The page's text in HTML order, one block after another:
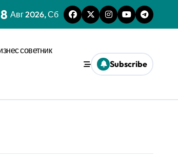
8 Авг 2026, Сб
советник
Subscribe